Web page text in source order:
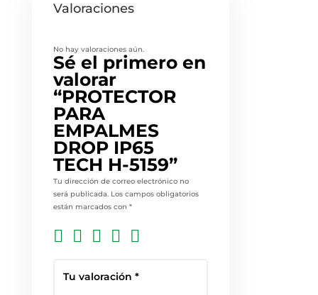
Valoraciones
No hay valoraciones aún.
Sé el primero en
valorar
“PROTECTOR
PARA
EMPALMES
DROP IP65
TECH H-5159”
Tu dirección de correo electrónico no
será publicada. Los campos obligatorios
están marcados con *